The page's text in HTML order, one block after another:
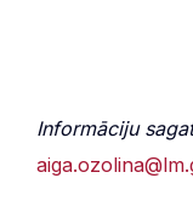
Informāciju